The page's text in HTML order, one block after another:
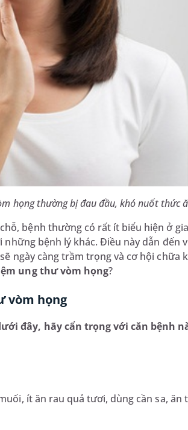
họng thường bị đau đầu, khó nuốt thức
bệnh thường có rất ít biểu hiện ở
bệnh lý khác. Điều này dẫn đến
ngày càng trầm trọng và cơ hội chữa
ung thư vòm họng?
vòm họng
đây, hãy cẩn trọng với căn bệnh
ít ăn rau quả tươi, dùng cần sa, ăn